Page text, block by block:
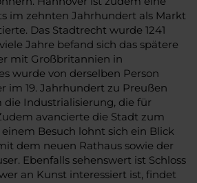
im zehnten Jahrhundert als Markt
Das Stadtrecht wurde 1241
Jahre befand sich das spätere
mit Großbritannien in
wurde von derselben Person
im 19. Jahrhundert zu Preußen
die Industrialisierung, die für
avancierte die Stadt zum
einem Besuch lohnt sich ein Blick
dem neuen Rathaus sowie der
Ebenfalls sehenswert ist Schloss
an Kunst interessiert ist, findet